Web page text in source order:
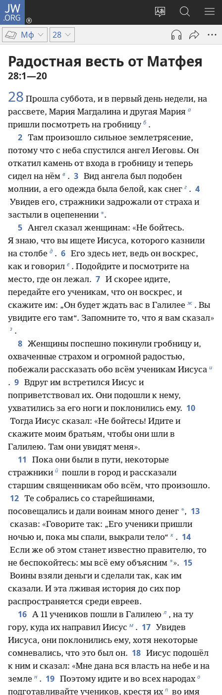
JW.ORG
Изменить
язык
сайта
Войти
(открывается
новом
окне)
Поиск
по
jw.org
Мф 28
Радостная весть от Матфея
28:1—20
28 Прошла суббота, и в первый день недели, на
рассвете, Мария Магдалина и другая Мария а
пришли посмотреть на гробницу б .
2 Там произошло сильное землетрясение,
потому что с неба спустился ангел Иеговы. Он
откатил камень от входа в гробницу и теперь
сидел на нём в . 3 Вид ангела был подобен
молнии, а его одежда была белой, как снег г . 4
Увидев его, стражники задрожали от страха и
застыли в оцепенении *.
5 Ангел сказал женщинам: «Не бойтесь.
Я знаю, что вы ищете Иисуса, которого казнили
на столбе д . 6 Его здесь нет, ведь он воскрес,
как и говорил е . Подойдите и посмотрите на
место, где он лежал. 7 И скорее идите,
передайте его ученикам, что он воскрес, и
скажите им: „Он будет ждать вас в Галилее ж . Вы
увидите его там“. Запомните то, что я вам сказал»
з .
8 Женщины поспешно покинули гробницу и,
охваченные страхом и огромной радостью,
побежали рассказать обо всём ученикам Иисуса и
. 9 Вдруг им встретился Иисус и
поприветствовал их. Они подошли к нему,
ухватились за его ноги и поклонились ему. 10
Тогда Иисус сказал: «Не бойтесь! Идите и
скажите моим братьям, чтобы они шли в
Галилею. Там они увидят меня».
11
Пока они были в пути, некоторые
стражники й пошли в город и рассказали
старшим священникам обо всём, что произошло.
12 Те собрались со старейшинами,
посовещались и дали воинам много денег *, 13
сказав: «Говорите так: „Его ученики пришли
ночью и, пока мы спали, выкрали тело“ к . 14
Если же об этом станет известно правителю, то
не беспокойтесь: мы всё ему объясним *». 15
Воины взяли деньги и сделали так, как им
сказали. И эта лживая история до сих пор
распространяется среди евреев.
16 А 11 учеников пошли в Галилею л , на ту
гору, куда их направил Иисус м . 17 Увидев
Иисуса, они поклонились ему, хотя некоторые
сомневались, что это был он. 18 Иисус подошёл
к ним и сказал: «Мне дана вся власть на небе и на
земле н . 19 Поэтому идите и во всех народах о
подготавливайте учеников, крестя их п во имя